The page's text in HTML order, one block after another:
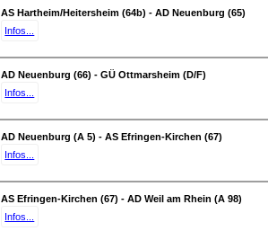
AS Hartheim/Heitersheim (64b) - AD Neuenburg (65)
Infos...
AD Neuenburg (66) - GÜ Ottmarsheim (D/F)
Infos...
AD Neuenburg (A 5) - AS Efringen-Kirchen (67)
Infos...
AS Efringen-Kirchen (67) - AD Weil am Rhein (A 98)
Infos...